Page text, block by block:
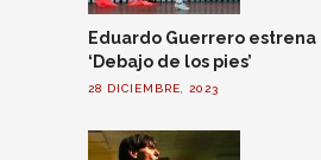
Eduardo Guerrero estrena
‘Debajo de los pies’
28 DICIEMBRE, 2023